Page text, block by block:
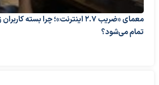
معمای «ضریب ۲.۷ اینترنت»؛ چرا بسته
تمام می‌شود؟